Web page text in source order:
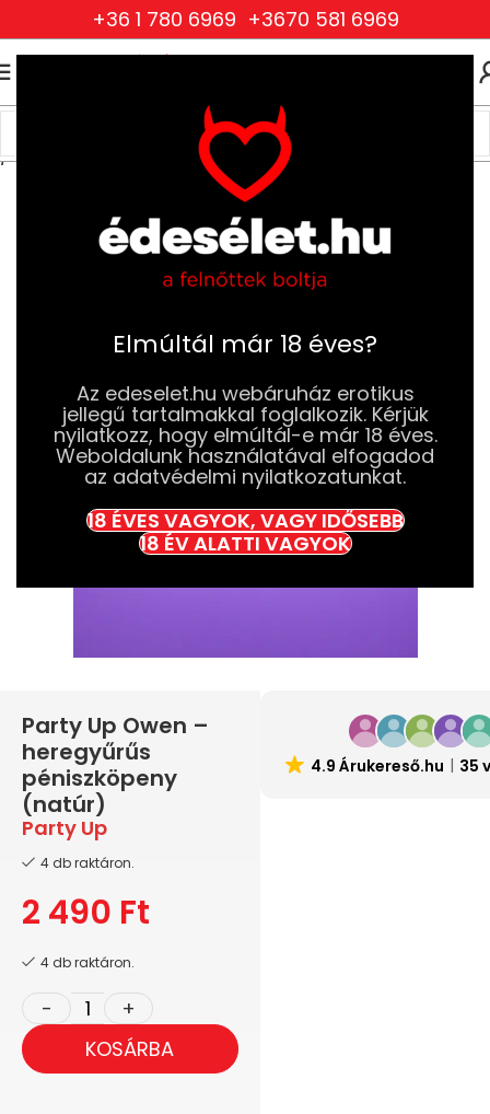
Elmúltál már 18 éves?
Az edeselet.hu webáruház erotikus
jellegű tartalmakkal foglalkozik. Kérjük
nyilatkozz, hogy elmúltál-e már 18 éves.
Weboldalunk használatával elfogadod
az adatvédelmi nyilatkozatunkat.
18 ÉVES VAGYOK, VAGY IDŐSEBB
18 ÉV ALATTI VAGYOK
+36 1 780 6969 +3670 581 6969
Szexjátékok Pénisz és Erekció Növelés
Pénisz Köpenyek
Party Up Owen –
heregyűrűs
péniszköpeny
(natúr)
Party Up
4 db raktáron.
2 490 Ft
4 db raktáron.
KOSÁRBA
4.9 Árukereső.hu 35